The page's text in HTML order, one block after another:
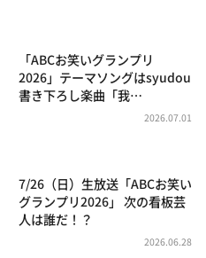
義のミカタ
「ABCお笑いグランプリ
2026」テーマソングはsyudou
書き下ろし楽曲「我…
2026.07.01
7/26（日）生放送「ABCお笑い
グランプリ2026」 次の看板芸
人は誰だ！？
2026.06.28